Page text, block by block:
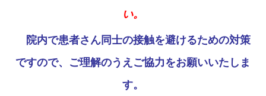
い。
院内で患者さん同士の接触を避けるための対策
ですので、ご理解のうえご協力をお願いいたしま
す。